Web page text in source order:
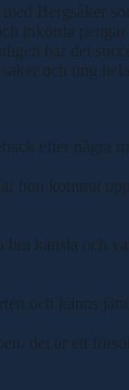
Bergsåker
inkörda
har det
och ting
efter några
hon kommit
känsla och
och känns
det är ett